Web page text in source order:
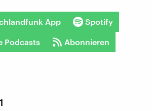
App Spotify
Podcasts Abonnieren